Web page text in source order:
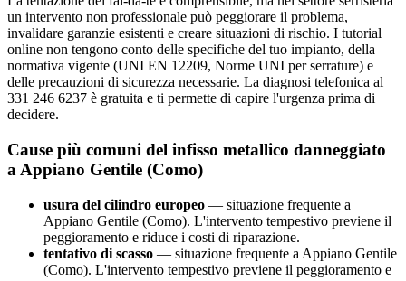
un intervento non professionale può peggiorare il problema,
invalidare garanzie esistenti e creare situazioni di rischio. I tutorial
online non tengono conto delle specifiche del tuo impianto, della
normativa vigente (UNI EN 12209, Norme UNI per serrature) e
delle precauzioni di sicurezza necessarie. La diagnosi telefonica al
331 246 6237 è gratuita e ti permette di capire l'urgenza prima di
decidere.
Cause più comuni del infisso metallico danneggiato
a Appiano Gentile (Como)
usura del cilindro europeo — situazione frequente a
Appiano Gentile (Como). L'intervento tempestivo previene il
peggioramento e riduce i costi di riparazione.
tentativo di scasso — situazione frequente a Appiano Gentile
(Como). L'intervento tempestivo previene il peggioramento e